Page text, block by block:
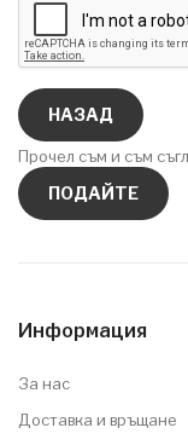
НАЗАД
Прочел съм и съм
Информация
За нас
Доставка и връщане